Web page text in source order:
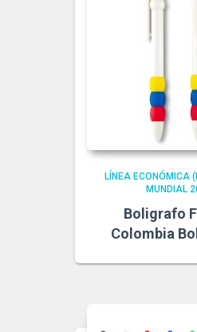
LÍNEA ECONÓMICA
MUNDIAL
Boligrafo
Colombia